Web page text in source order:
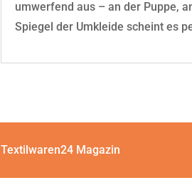
umwerfend aus – an der Puppe,
Spiegel der Umkleide scheint es
Textilwaren24 Magazin